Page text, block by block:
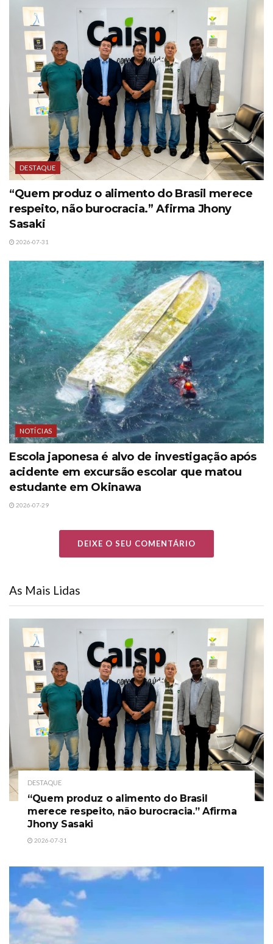
DESTAQUE
“Quem produz o alimento do Brasil merece
respeito, não burocracia.” Afirma Jhony
Sasaki
2026-07-31
NOTÍCIAS
Escola japonesa é alvo de investigação após
acidente em excursão escolar que matou
estudante em Okinawa
2026-07-29
DEIXE O SEU COMENTÁRIO
As Mais Lidas
DESTAQUE
“Quem produz o alimento do Brasil
merece respeito, não burocracia.” Afirma
Jhony Sasaki
2026-07-31